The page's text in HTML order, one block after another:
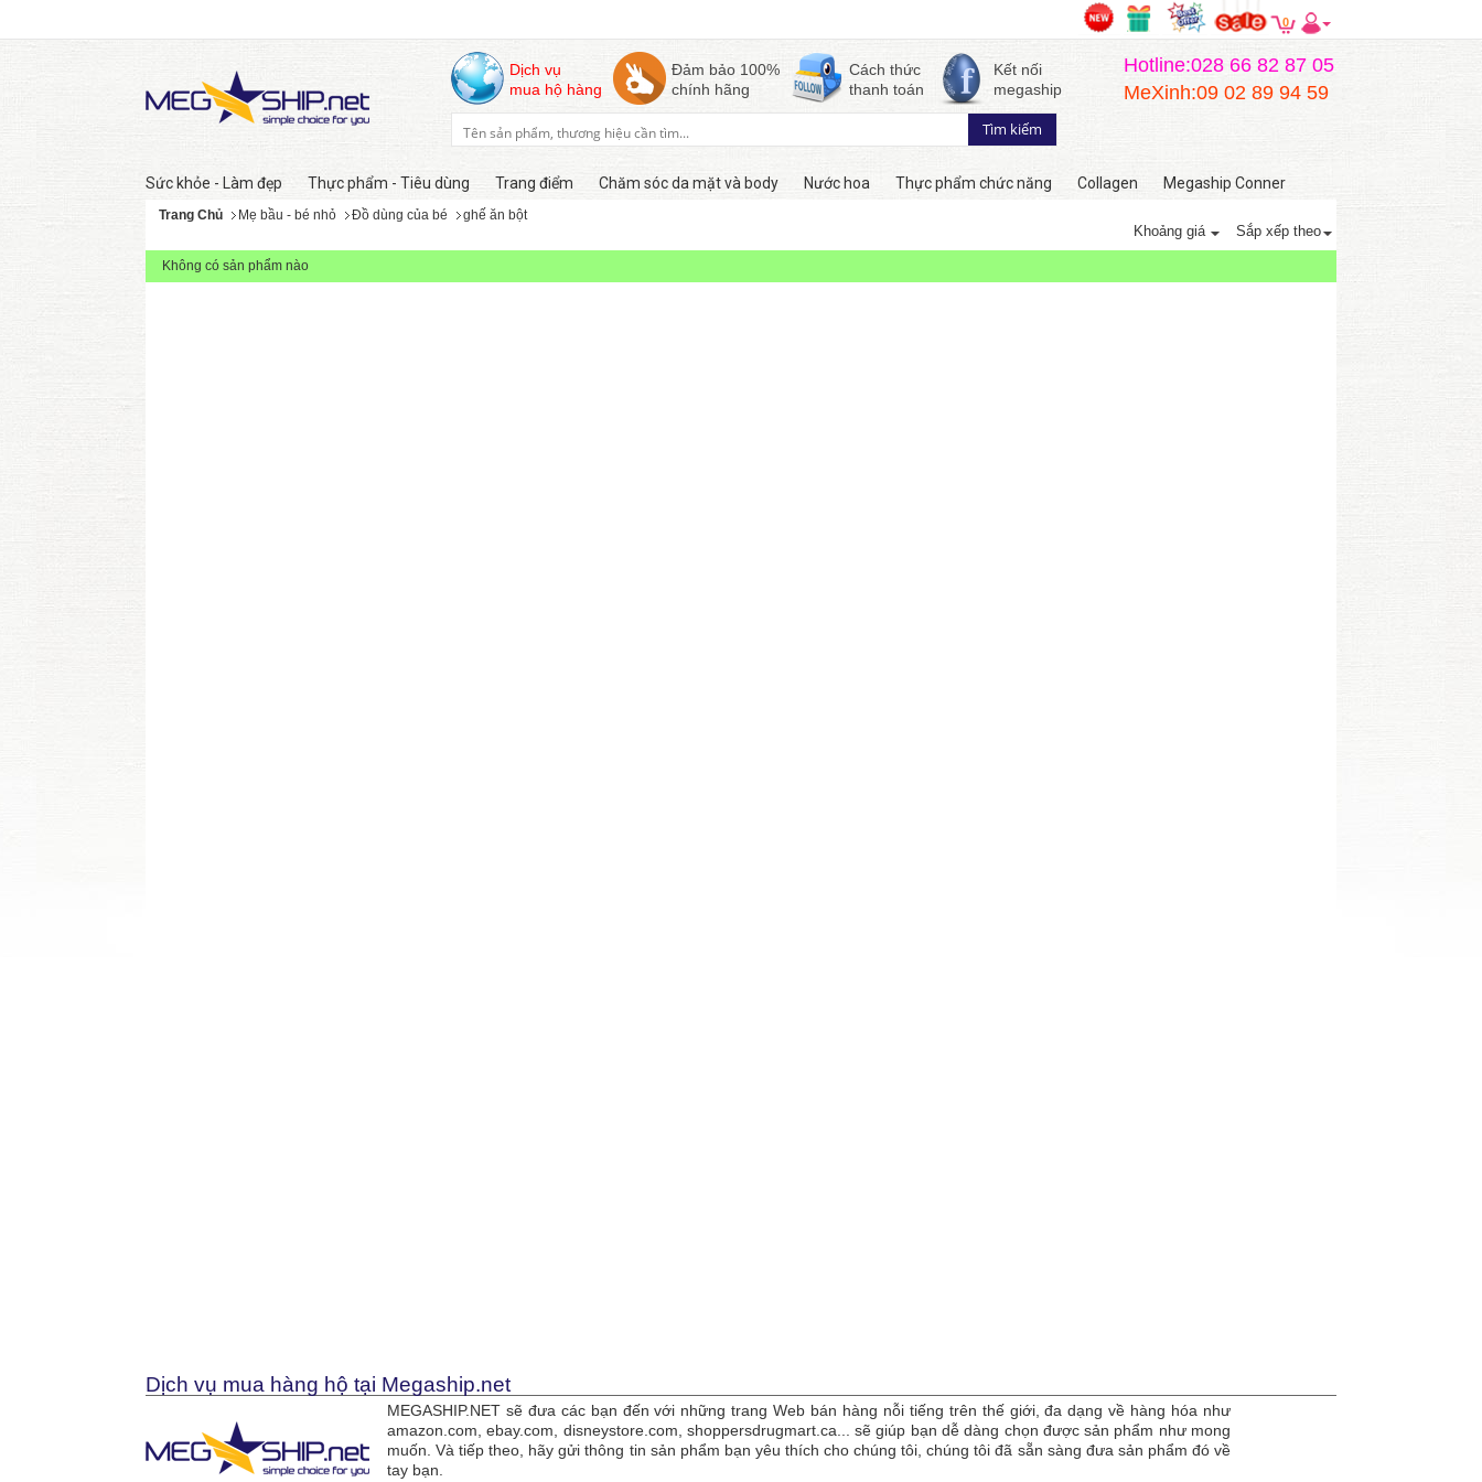
0
Dịch vụ
mua hộ hàng
Đảm bảo 100%
chính hãng
Cách thức
thanh toán
Kết nối
megaship
Hotline:028 66 82 87 05
MeXinh:09 02 89 94 59
Sức khỏe - Làm đẹp Thực phẩm - Tiêu dùng Trang điểm Chăm sóc da mặt và body Nước hoa Thực phẩm chức năng Collagen Megaship Conner
Trang Chủ Mẹ bầu - bé nhỏ Đồ dùng của bé ghế ăn bột
Khoảng giá Sắp xếp theo
Không có sản phẩm nào
Dịch vụ mua hàng hộ tại Megaship.net
MEGASHIP.NET sẽ đưa các bạn đến với những trang Web bán hàng nỗi tiếng trên thế giới, đa dạng về hàng hóa như
amazon.com, ebay.com, disneystore.com, shoppersdrugmart.ca... sẽ giúp bạn dễ dàng chọn được sản phẩm như mong
muốn. Và tiếp theo, hãy gửi thông tin sản phẩm bạn yêu thích cho chúng tôi, chúng tôi đã sẵn sàng đưa sản phẩm đó về
tay bạn.